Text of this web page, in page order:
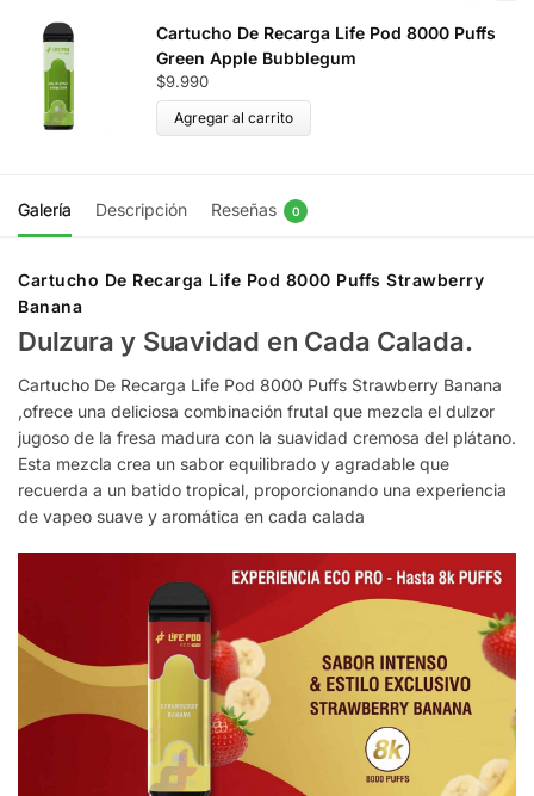
Cartucho De Recarga Life Pod 8000 Puffs
Green Apple Bubblegum
$9.990
Agregar al carrito
Galería Descripción Reseñas 0
Cartucho De Recarga Life Pod 8000 Puffs Strawberry
Banana
Dulzura y Suavidad en Cada Calada.
Cartucho De Recarga Life Pod 8000 Puffs Strawberry Banana
,ofrece una deliciosa combinación frutal que mezcla el dulzor
jugoso de la fresa madura con la suavidad cremosa del plátano.
Esta mezcla crea un sabor equilibrado y agradable que
recuerda a un batido tropical, proporcionando una experiencia
de vapeo suave y aromática en cada calada